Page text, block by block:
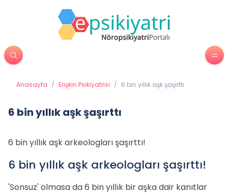
Anasayfa / Erişkin Psikiyatrisi / 6 bin yıllık aşk şaşırttı
6 bin yıllık aşk şaşırttı
6 bin yıllık aşk arkeologları şaşırttı!
6 bin yıllık aşk arkeologları şaşırttı!
'Sonsuz' olmasa da 6 bin yıllık bir aşka dair kanıtlar